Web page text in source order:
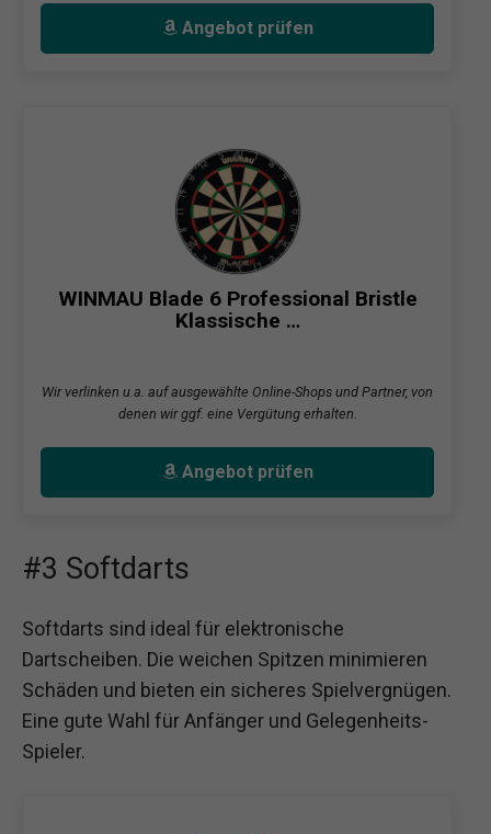
Angebot prüfen
WINMAU Blade 6 Professional Bristle
Klassische …
Wir verlinken u.a. auf ausgewählte Online-Shops und Partner, von
denen wir ggf. eine Vergütung erhalten.
Angebot prüfen
#3 Softdarts
Softdarts sind ideal für elektronische
Dartscheiben. Die weichen Spitzen minimieren
Schäden und bieten ein sicheres Spielvergnügen.
Eine gute Wahl für Anfänger und Gelegenheits-
Spieler.